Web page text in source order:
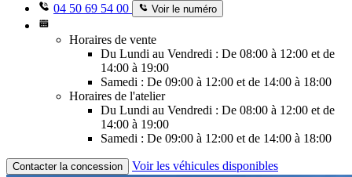
04 50 69 54 00
Voir le numéro
Horaires de vente
Du Lundi au Vendredi : De 08:00 à 12:00 et de
14:00 à 19:00
Samedi : De 09:00 à 12:00 et de 14:00 à 18:00
Horaires de l'atelier
Du Lundi au Vendredi : De 08:00 à 12:00 et de
14:00 à 19:00
Samedi : De 09:00 à 12:00 et de 14:00 à 18:00
Contacter la concession Voir les véhicules disponibles